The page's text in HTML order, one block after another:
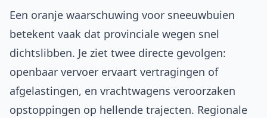
Een oranje waarschuwing voor sneeuwbuien
betekent vaak dat provinciale wegen snel
dichtslibben. Je ziet twee directe gevolgen:
openbaar vervoer ervaart vertragingen of
afgelastingen, en vrachtwagens veroorzaken
opstoppingen op hellende trajecten. Regionale